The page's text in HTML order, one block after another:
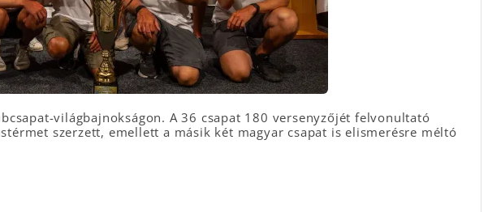
világbajnokságon. A 36 csapat 180 versenyzőjét felvonultató
szerzett, emellett a másik két magyar csapat is elismerésre méltó